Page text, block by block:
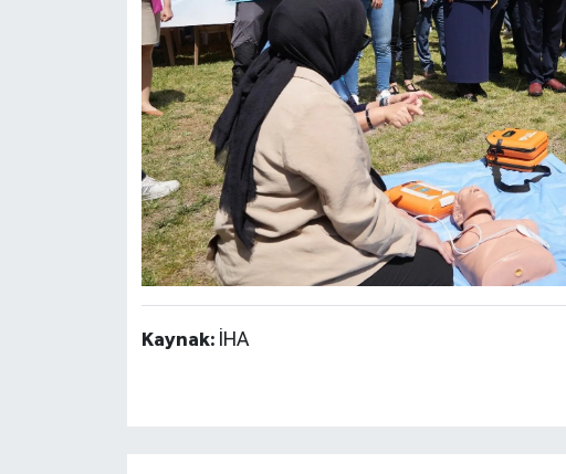
Kaynak: İHA